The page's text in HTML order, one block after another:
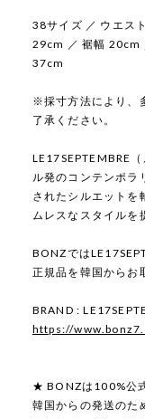
38サイズ ／ ウエス
29cm ／ 裾幅 20cm
37cm
※採寸方法により、
了承ください。
LE17SEPTEMBRE
ル発のコンテンポラ
されたシルエットを
ムレスなスタイルを
BONZでは
正規品を韓国からお
BRAND :
https://
★ BONZは100%公
韓国からの発送のた